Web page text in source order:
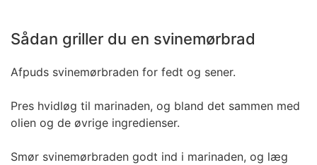
Sådan griller du en svinemørbrad
Afpuds svinemørbraden for fedt og sener.
Pres hvidløg til marinaden, og bland det sammen med
olien og de øvrige ingredienser.
Smør svinemørbraden godt ind i marinaden, og læg